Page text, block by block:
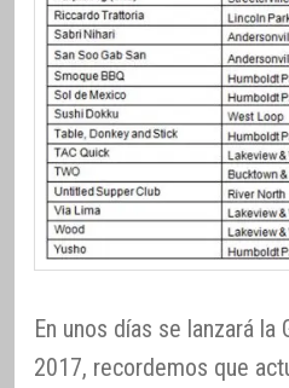
En unos días se lanzará la
2017, recordemos que